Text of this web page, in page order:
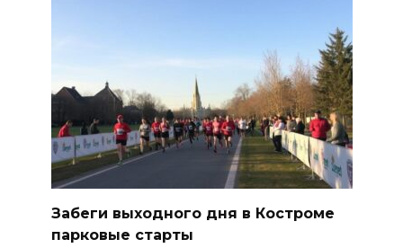
Забеги выходного дня в Костроме
парковые старты